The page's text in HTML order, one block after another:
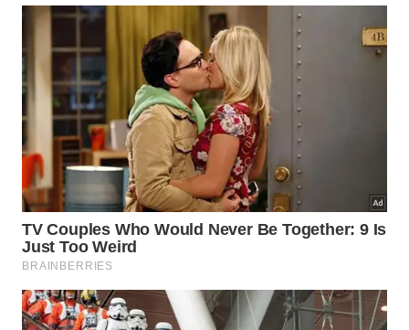
fendas e injetores de gás.
Polimento cuidadoso das superfícies em aço inox
ou tampos de vidro.
Verificação constante do estado de conservação
das mangueiras e conexões.
Como transformar o hábito de limpar
em um momento de gratidão?
Ao finalizar o serviço e contemplar o metal
reluzente, a sensação de dever cumprido se traduz
em uma mente mais tranquila e focada nos
que a harmonia prevaleça em todos os momentos